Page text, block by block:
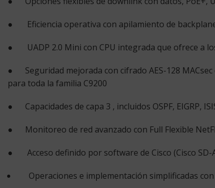
● Eficiencia operativa con apilamiento de
● UADP 2.0 Mini con CPU integrada que ofrece a
● Seguridad mejorada con cifrado AES-128 MACsec
para toda la familia C9200
● Capacidades de capa 3 , incluidos OSPF, EIGRP,
● Monitoreo de red avanzado con Full Flexible
● Acceso definido por software de Cisco (Cisco SD-
Operaciones e implementación simplificadas